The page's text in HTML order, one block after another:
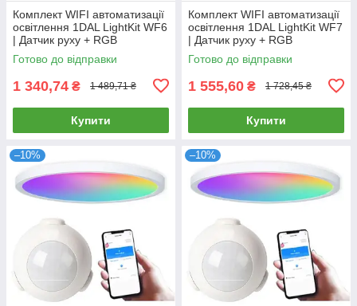
Комплект WIFI автоматизації
освітлення 1DAL LightKit WF6
| Датчик руху + RGB
світильник 6 W | APP "Tuya"
Готово до відправки
1 340,74 ₴ 1 489,71 ₴
Купити
Комплект WIFI автоматизації
освітлення 1DAL LightKit WF7
| Датчик руху + RGB
світильник 12 W | APP "Tuya"
Готово до відправки
1 555,60 ₴ 1 728,45 ₴
Купити
–10% –10%